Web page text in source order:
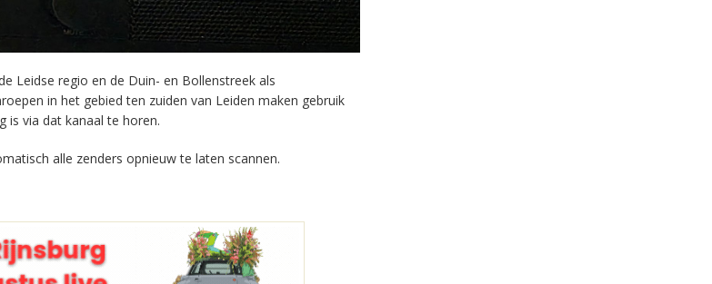
Leidse regio en de Duin- en Bollenstreek als
in het gebied ten zuiden van Leiden maken gebruik
is via dat kanaal te horen.
alle zenders opnieuw te laten scannen.